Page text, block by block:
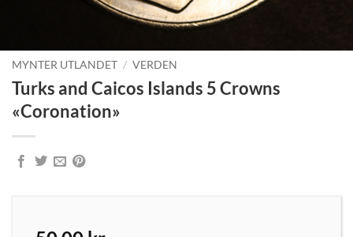
MYNTER UTLANDET / VERDEN
Turks and Caicos Islands 5 Crowns
«Coronation»